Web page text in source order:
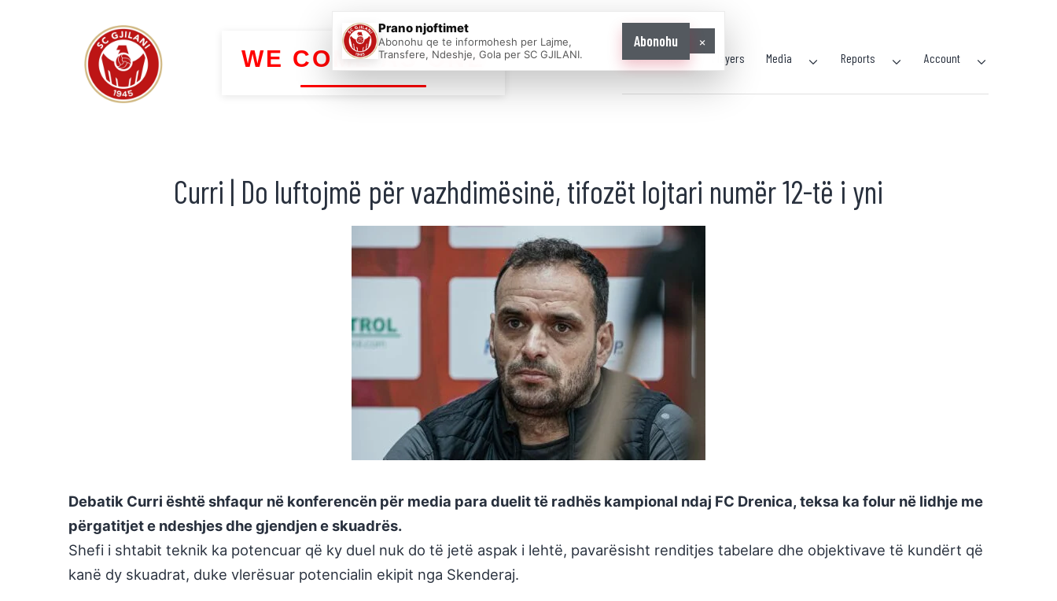
WE COME AS ONE Home News Players Media Reports Account
Curri | Do luftojmë për vazhdimësinë, tifozët lojtari numër 12-të i yni
Debatik Curri është shfaqur në konferencën për media para duelit të radhës kampional ndaj FC Drenica, teksa ka folur në lidhje me
përgatitjet e ndeshjes dhe gjendjen e skuadrës.
Shefi i shtabit teknik ka potencuar që ky duel nuk do të jetë aspak i lehtë, pavarësisht renditjes tabelare dhe objektivave të kundërt që
kanë dy skuadrat, duke vlerësuar potencialin ekipit nga Skenderaj.
Prano njoftimet
Abonohu qe te informohesh per Lajme,
Transfere, Ndeshje, Gola per SC GJILANI.
Abonohu ×